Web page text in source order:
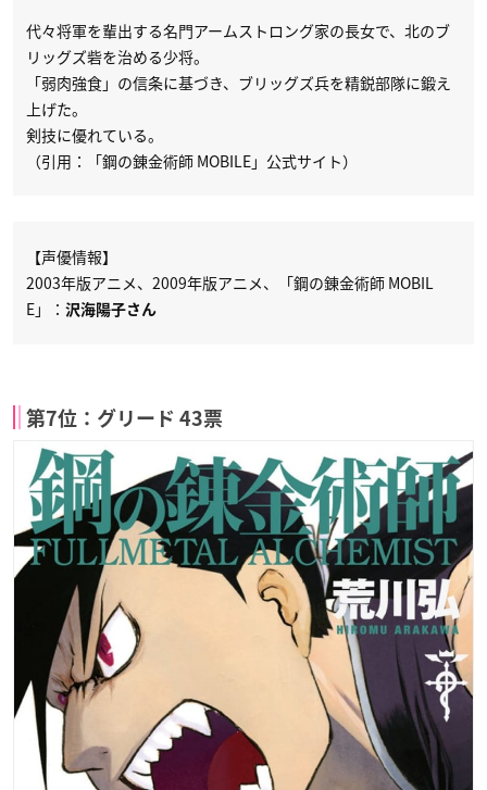
代々将軍を輩出する名門アームストロング家の長女で、北のブ
リッグズ砦を治める少将。
「弱肉強食」の信条に基づき、ブリッグズ兵を精鋭部隊に鍛え
上げた。
剣技に優れている。
（引用：「鋼の錬金術師 MOBILE」公式サイト）
【声優情報】
2003年版アニメ、2009年版アニメ、「鋼の錬金術師 MOBIL
E」： 沢海陽子さん
第7位：グリード 43票